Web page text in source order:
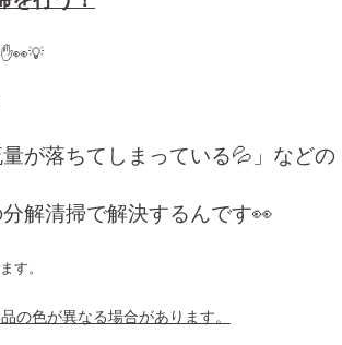
量が落ちてしまっている💦」などの
解清掃で解決するんです👀
す。
の色が異なる場合があります。